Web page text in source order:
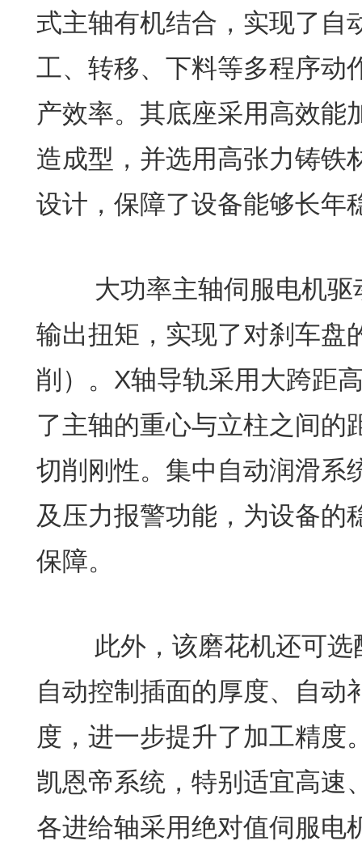
式主轴有机结合，实现了自
工、转移、下料等多程序动
产效率。其底座采用高效能
造成型，并选用高张力铸铁
设计，保障了设备能够长年
大功率主轴伺服电机驱
输出扭矩，实现了对刹车盘
削）。X轴导轨采用大跨距
了主轴的重心与立柱之间的
切削刚性。集中自动润滑系
及压力报警功能，为设备的
保障。
此外，该磨花机还可选
自动控制插面的厚度、自动
度，进一步提升了加工精度
凯恩帝系统，特别适宜高速
各进给轴采用绝对值伺服电